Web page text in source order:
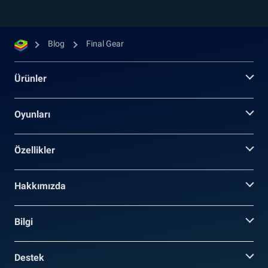
Blog Final Gear
Ürünler
Oyunları
Özellikler
Hakkımızda
Bilgi
Destek